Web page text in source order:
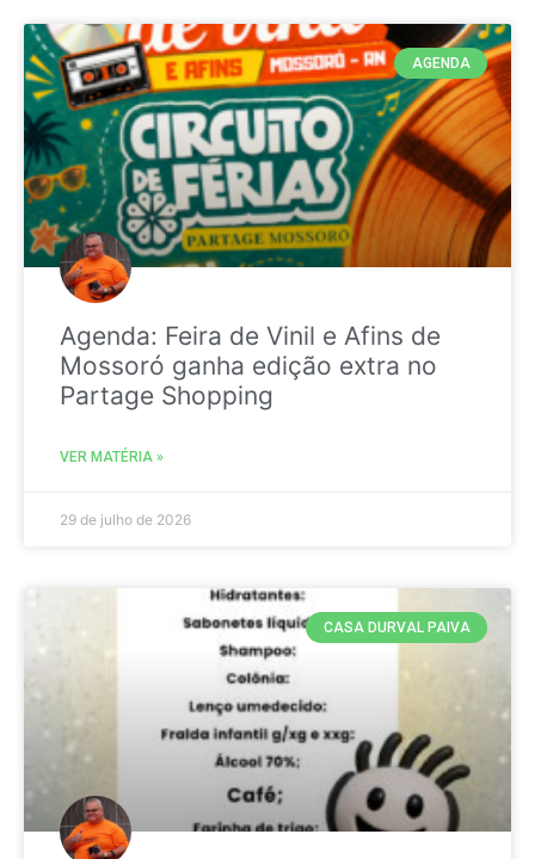
AGENDA
Agenda: Feira de Vinil e Afins de
Mossoró ganha edição extra no
Partage Shopping
VER MATÉRIA »
29 de julho de 2026
CASA DURVAL PAIVA